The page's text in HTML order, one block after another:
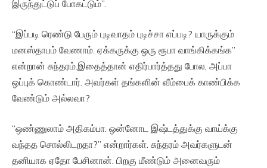
இருந்துட்டுப் போகட்டும்”.
“இப்படி ரெண்டு பேரும் புடிவாதம் புடிச்சா எப்படி? யாருக்கும்
மனஸ்தாபம் வேணாம். ஏக்கருக்கு ஒரு ரூபா வாங்கிக்கங்க”
என்றான் சுந்தரம்.இதைத்தான் எதிர்பார்த்தது போல, அப்பா
ஒப்புக் கொண்டார். அவர்கள் தங்களின் வீம்பைக் காண்பிக்க
வேண்டும் அல்லவா?
“ஒண்ணுலாம் அதிகம்பா. ஒன்னோட இஷ்டத்துக்கு வாய்க்கு
வந்தத சொல்லிடறதா?” என்றார்கள். சுந்தரம் அவர்களுடன்
தனியாக ஏதோ பேசினான். பிறகு மீண்டும் அனைவரும்